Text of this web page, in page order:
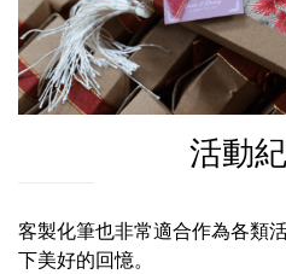
活動
客製化筆也非常適合作為各類
下美好的回憶。